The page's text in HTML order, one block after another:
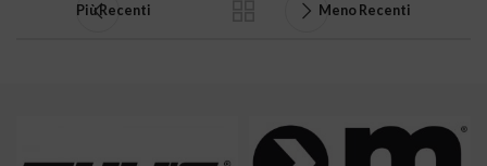
Più Recenti Meno Recenti